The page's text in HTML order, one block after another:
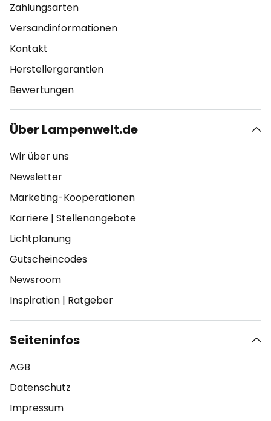
Zahlungsarten
Versandinformationen
Kontakt
Herstellergarantien
Bewertungen
Über Lampenwelt.de
Wir über uns
Newsletter
Marketing-Kooperationen
Karriere | Stellenangebote
Lichtplanung
Gutscheincodes
Newsroom
Inspiration | Ratgeber
Seiteninfos
AGB
Datenschutz
Impressum